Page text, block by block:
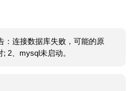
：连接数据库失败，可能的原
2、mysql未启动。